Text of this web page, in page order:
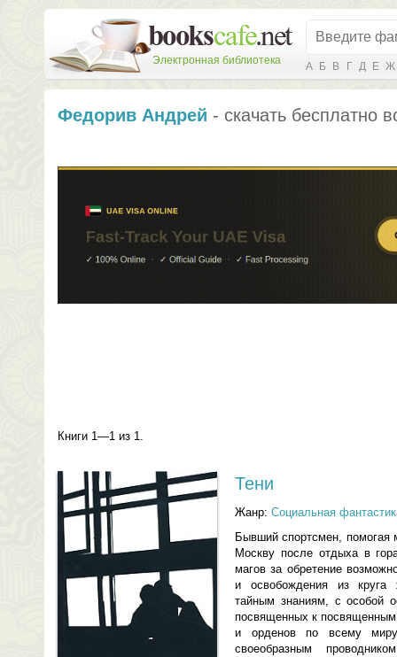
Электронная библиотека А Б В Г Д Е Ж
Федорив Андрей - скачать бесплатно
Книги 1—1 из 1.
Тени
Жанр: Социальная
Бывший спортсмен, помогая
Москву после отдыха в
магов за обретение
и освобождения из круга
тайным знаниям, с особой
посвященных к посвященным
и орденов по всему
своеобразным